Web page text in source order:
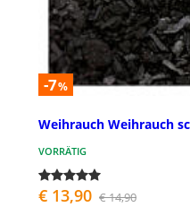
-7%
Weihrauch Weihrauch
VORRÄTIG
€ 13,90 € 14,90